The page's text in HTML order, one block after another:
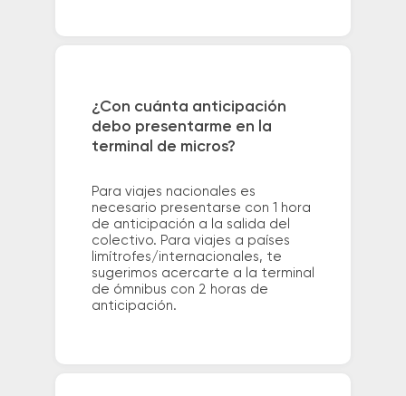
¿Con cuánta anticipación
debo presentarme en la
terminal de micros?
Para viajes nacionales es
necesario presentarse con 1 hora
de anticipación a la salida del
colectivo. Para viajes a países
limítrofes/internacionales, te
sugerimos acercarte a la terminal
de ómnibus con 2 horas de
anticipación.